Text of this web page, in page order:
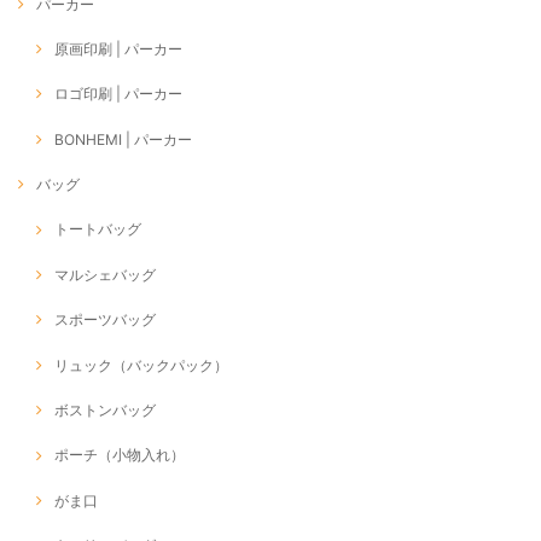
パーカー
原画印刷 | パーカー
ロゴ印刷 | パーカー
BONHEMI | パーカー
バッグ
トートバッグ
マルシェバッグ
スポーツバッグ
リュック（バックパック）
ボストンバッグ
ポーチ（小物入れ）
がま口